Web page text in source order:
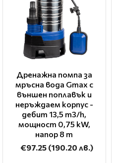
Дренажна помпа за
мръсна вода Gmax с
външен поплавък и
неръждаем корпус -
дебит 13,5 m3/h,
мощност 0,75 kW,
напор 8 m
€97.25 (190.20 лв.)